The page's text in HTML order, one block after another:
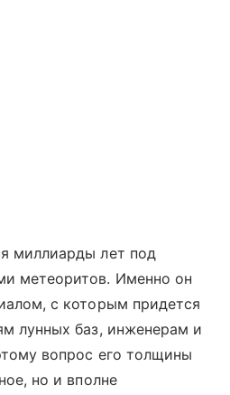
миллиарды лет под
метеоритов. Именно он
с которым придется
лунных баз, инженерам и
вопрос его толщины
но и вполне